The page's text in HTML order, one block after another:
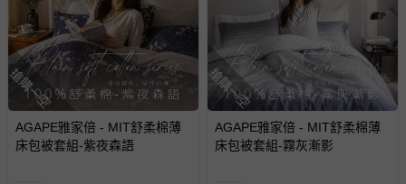
搶購一空
AGAPE雅家倍 - MIT舒柔棉薄
床包被套組-紫夜森語
搶購一空
AGAPE雅家倍 - MIT舒柔棉薄
床包被套組-霧灰漸影